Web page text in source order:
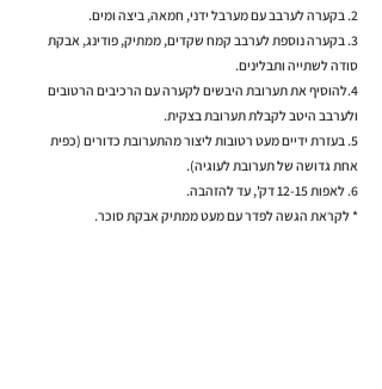
2. בקערה לערבב עם מערבל ידני, חמאה, ביצה ומים.
3. בקערה נוספת לערבב קמח שקדים, ממתיק, פודינג, אבקת
סודה לשתייה ותבלינים.
4.להוסיף את תערובת היבשים לקערה עם הרכיבים הרטובים
ולערבב היטב לקבלת תערובת בצקית.
5. בעזרת ידיים מעט רטובות ליצור מהתערובת כדורים (כפית
אחת גדושה של תערובת לעוגיה).
6. לאפות 12-15 דק', עד להזהבה.
* לקראת הגשה לפדר עם מעט ממתיק אבקת סוכר.